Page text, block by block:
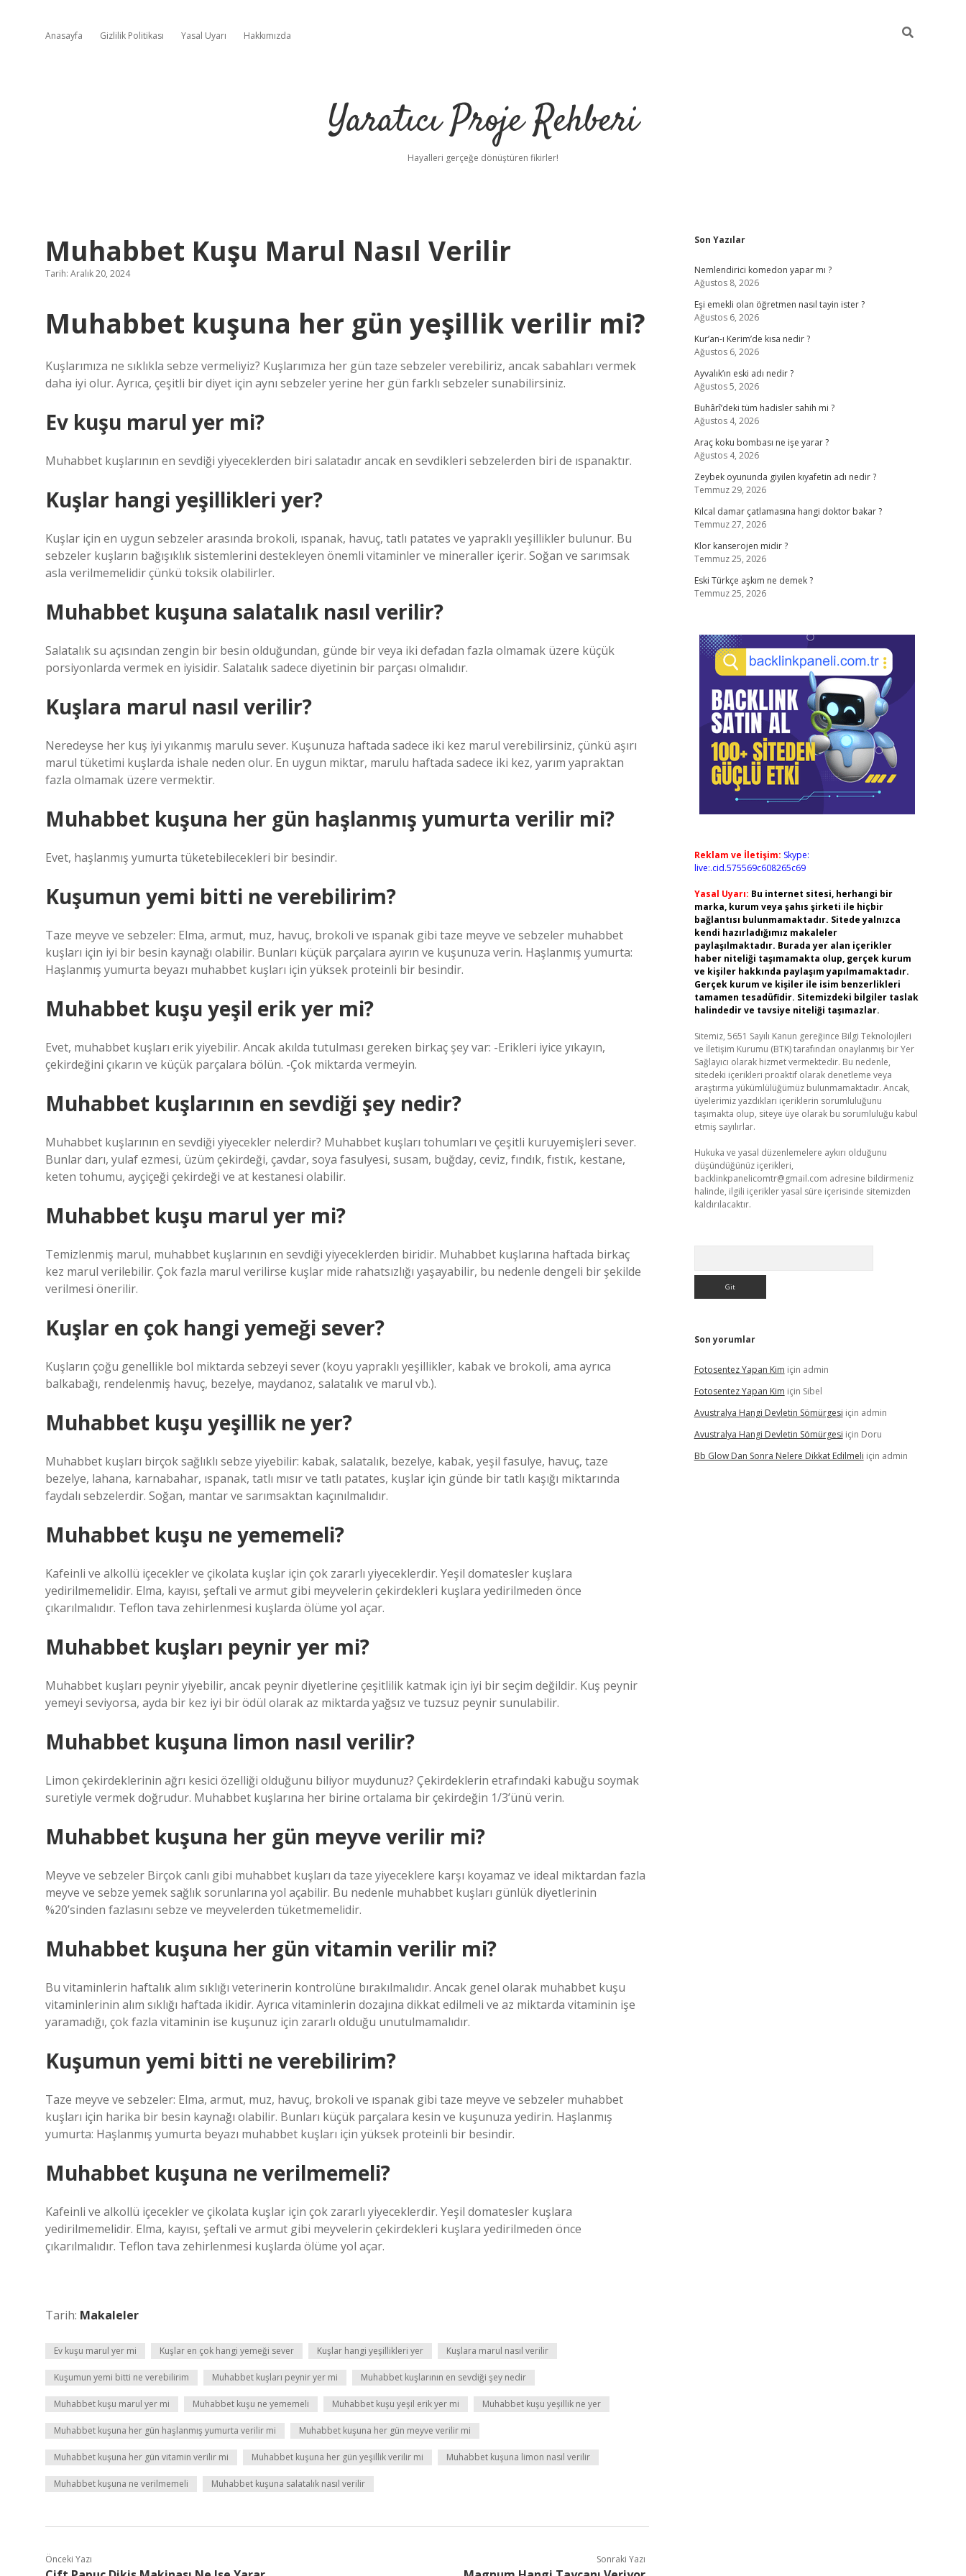
Anasayfa Gizlilik Politikası Yasal Uyarı Hakkımızda
Yaratıcı Proje Rehberi
Hayalleri gerçeğe dönüştüren fikirler!
Muhabbet Kuşu Marul Nasıl Verilir
Tarih: Aralık 20, 2024
Muhabbet kuşuna her gün yeşillik verilir mi?
Kuşlarımıza ne sıklıkla sebze vermeliyiz? Kuşlarımıza her gün taze sebzeler verebiliriz, ancak sabahları vermek
daha iyi olur. Ayrıca, çeşitli bir diyet için aynı sebzeler yerine her gün farklı sebzeler sunabilirsiniz.
Ev kuşu marul yer mi?
Muhabbet kuşlarının en sevdiği yiyeceklerden biri salatadır ancak en sevdikleri sebzelerden biri de ıspanaktır.
Kuşlar hangi yeşillikleri yer?
Kuşlar için en uygun sebzeler arasında brokoli, ıspanak, havuç, tatlı patates ve yapraklı yeşillikler bulunur. Bu
sebzeler kuşların bağışıklık sistemlerini destekleyen önemli vitaminler ve mineraller içerir. Soğan ve sarımsak
asla verilmemelidir çünkü toksik olabilirler.
Muhabbet kuşuna salatalık nasıl verilir?
Salatalık su açısından zengin bir besin olduğundan, günde bir veya iki defadan fazla olmamak üzere küçük
porsiyonlarda vermek en iyisidir. Salatalık sadece diyetinin bir parçası olmalıdır.
Kuşlara marul nasıl verilir?
Neredeyse her kuş iyi yıkanmış marulu sever. Kuşunuza haftada sadece iki kez marul verebilirsiniz, çünkü aşırı
marul tüketimi kuşlarda ishale neden olur. En uygun miktar, marulu haftada sadece iki kez, yarım yapraktan
fazla olmamak üzere vermektir.
Muhabbet kuşuna her gün haşlanmış yumurta verilir mi?
Evet, haşlanmış yumurta tüketebilecekleri bir besindir.
Kuşumun yemi bitti ne verebilirim?
Taze meyve ve sebzeler: Elma, armut, muz, havuç, brokoli ve ıspanak gibi taze meyve ve sebzeler muhabbet
kuşları için iyi bir besin kaynağı olabilir. Bunları küçük parçalara ayırın ve kuşunuza verin. Haşlanmış yumurta:
Haşlanmış yumurta beyazı muhabbet kuşları için yüksek proteinli bir besindir.
Muhabbet kuşu yeşil erik yer mi?
Evet, muhabbet kuşları erik yiyebilir. Ancak akılda tutulması gereken birkaç şey var: -Erikleri iyice yıkayın,
çekirdeğini çıkarın ve küçük parçalara bölün. -Çok miktarda vermeyin.
Muhabbet kuşlarının en sevdiği şey nedir?
Muhabbet kuşlarının en sevdiği yiyecekler nelerdir? Muhabbet kuşları tohumları ve çeşitli kuruyemişleri sever.
Bunlar darı, yulaf ezmesi, üzüm çekirdeği, çavdar, soya fasulyesi, susam, buğday, ceviz, fındık, fıstık, kestane,
keten tohumu, ayçiçeği çekirdeği ve at kestanesi olabilir.
Muhabbet kuşu marul yer mi?
Temizlenmiş marul, muhabbet kuşlarının en sevdiği yiyeceklerden biridir. Muhabbet kuşlarına haftada birkaç
kez marul verilebilir. Çok fazla marul verilirse kuşlar mide rahatsızlığı yaşayabilir, bu nedenle dengeli bir şekilde
verilmesi önerilir.
Kuşlar en çok hangi yemeği sever?
Kuşların çoğu genellikle bol miktarda sebzeyi sever (koyu yapraklı yeşillikler, kabak ve brokoli, ama ayrıca
balkabağı, rendelenmiş havuç, bezelye, maydanoz, salatalık ve marul vb.).
Muhabbet kuşu yeşillik ne yer?
Muhabbet kuşları birçok sağlıklı sebze yiyebilir: kabak, salatalık, bezelye, kabak, yeşil fasulye, havuç, taze
bezelye, lahana, karnabahar, ıspanak, tatlı mısır ve tatlı patates, kuşlar için günde bir tatlı kaşığı miktarında
faydalı sebzelerdir. Soğan, mantar ve sarımsaktan kaçınılmalıdır.
Muhabbet kuşu ne yememeli?
Kafeinli ve alkollü içecekler ve çikolata kuşlar için çok zararlı yiyeceklerdir. Yeşil domatesler kuşlara
yedirilmemelidir. Elma, kayısı, şeftali ve armut gibi meyvelerin çekirdekleri kuşlara yedirilmeden önce
çıkarılmalıdır. Teflon tava zehirlenmesi kuşlarda ölüme yol açar.
Muhabbet kuşları peynir yer mi?
Muhabbet kuşları peynir yiyebilir, ancak peynir diyetlerine çeşitlilik katmak için iyi bir seçim değildir. Kuş peynir
yemeyi seviyorsa, ayda bir kez iyi bir ödül olarak az miktarda yağsız ve tuzsuz peynir sunulabilir.
Muhabbet kuşuna limon nasıl verilir?
Limon çekirdeklerinin ağrı kesici özelliği olduğunu biliyor muydunuz? Çekirdeklerin etrafındaki kabuğu soymak
suretiyle vermek doğrudur. Muhabbet kuşlarına her birine ortalama bir çekirdeğin 1/3’ünü verin.
Muhabbet kuşuna her gün meyve verilir mi?
Meyve ve sebzeler Birçok canlı gibi muhabbet kuşları da taze yiyeceklere karşı koyamaz ve ideal miktardan fazla
meyve ve sebze yemek sağlık sorunlarına yol açabilir. Bu nedenle muhabbet kuşları günlük diyetlerinin
%20’sinden fazlasını sebze ve meyvelerden tüketmemelidir.
Muhabbet kuşuna her gün vitamin verilir mi?
Bu vitaminlerin haftalık alım sıklığı veterinerin kontrolüne bırakılmalıdır. Ancak genel olarak muhabbet kuşu
vitaminlerinin alım sıklığı haftada ikidir. Ayrıca vitaminlerin dozajına dikkat edilmeli ve az miktarda vitaminin işe
yaramadığı, çok fazla vitaminin ise kuşunuz için zararlı olduğu unutulmamalıdır.
Kuşumun yemi bitti ne verebilirim?
Taze meyve ve sebzeler: Elma, armut, muz, havuç, brokoli ve ıspanak gibi taze meyve ve sebzeler muhabbet
kuşları için harika bir besin kaynağı olabilir. Bunları küçük parçalara kesin ve kuşunuza yedirin. Haşlanmış
yumurta: Haşlanmış yumurta beyazı muhabbet kuşları için yüksek proteinli bir besindir.
Muhabbet kuşuna ne verilmemeli?
Kafeinli ve alkollü içecekler ve çikolata kuşlar için çok zararlı yiyeceklerdir. Yeşil domatesler kuşlara
yedirilmemelidir. Elma, kayısı, şeftali ve armut gibi meyvelerin çekirdekleri kuşlara yedirilmeden önce
çıkarılmalıdır. Teflon tava zehirlenmesi kuşlarda ölüme yol açar.
Tarih: Makaleler
Ev kuşu marul yer mi Kuşlar en çok hangi yemeği sever Kuşlar hangi yeşillikleri yer Kuşlara marul nasıl verilir
Kuşumun yemi bitti ne verebilirim Muhabbet kuşları peynir yer mi Muhabbet kuşlarının en sevdiği şey nedir
Muhabbet kuşu marul yer mi Muhabbet kuşu ne yememeli Muhabbet kuşu yeşil erik yer mi Muhabbet kuşu yeşillik ne yer
Muhabbet kuşuna her gün haşlanmış yumurta verilir mi Muhabbet kuşuna her gün meyve verilir mi
Muhabbet kuşuna her gün vitamin verilir mi Muhabbet kuşuna her gün yeşillik verilir mi Muhabbet kuşuna limon nasıl verilir
Muhabbet kuşuna ne verilmemeli Muhabbet kuşuna salatalık nasıl verilir
Önceki Yazı Sonraki Yazı
Sidebar
Son Yazılar
Nemlendirici komedon yapar mı ?
Ağustos 8, 2026
Eşi emekli olan öğretmen nasıl tayin ister ?
Ağustos 6, 2026
Kur’an-ı Kerim’de kısa nedir ?
Ağustos 6, 2026
Ayvalık’ın eski adı nedir ?
Ağustos 5, 2026
Buhârî’deki tüm hadisler sahih mi ?
Ağustos 4, 2026
Araç koku bombası ne işe yarar ?
Ağustos 4, 2026
Zeybek oyununda giyilen kıyafetin adı nedir ?
Temmuz 29, 2026
Kılcal damar çatlamasına hangi doktor bakar ?
Temmuz 27, 2026
Klor kanserojen midir ?
Temmuz 25, 2026
Eski Türkçe aşkım ne demek ?
Temmuz 25, 2026
Reklam ve İletişim: Skype:
live:.cid.575569c608265c69
Yasal Uyarı: Bu internet sitesi, herhangi bir
marka, kurum veya şahıs şirketi ile hiçbir
bağlantısı bulunmamaktadır. Sitede yalnızca
kendi hazırladığımız makaleler
paylaşılmaktadır. Burada yer alan içerikler
haber niteliği taşımamakta olup, gerçek kurum
ve kişiler hakkında paylaşım yapılmamaktadır.
Gerçek kurum ve kişiler ile isim benzerlikleri
tamamen tesadüfidir. Sitemizdeki bilgiler taslak
halindedir ve tavsiye niteliği taşımazlar.
Sitemiz, 5651 Sayılı Kanun gereğince Bilgi Teknolojileri
ve İletişim Kurumu (BTK) tarafından onaylanmış bir Yer
Sağlayıcı olarak hizmet vermektedir. Bu nedenle,
sitedeki içerikleri proaktif olarak denetleme veya
araştırma yükümlülüğümüz bulunmamaktadır. Ancak,
üyelerimiz yazdıkları içeriklerin sorumluluğunu
taşımakta olup, siteye üye olarak bu sorumluluğu kabul
etmiş sayılırlar.
Hukuka ve yasal düzenlemelere aykırı olduğunu
düşündüğünüz içerikleri,
backlinkpanelicomtr@gmail.com adresine bildirmeniz
halinde, ilgili içerikler yasal süre içerisinde sitemizden
kaldırılacaktır.
Son yorumlar
Fotosentez Yapan Kim için admin
Fotosentez Yapan Kim için Sibel
Avustralya Hangi Devletin Sömürgesi için admin
Avustralya Hangi Devletin Sömürgesi için Doru
Bb Glow Dan Sonra Nelere Dikkat Edilmeli için admin